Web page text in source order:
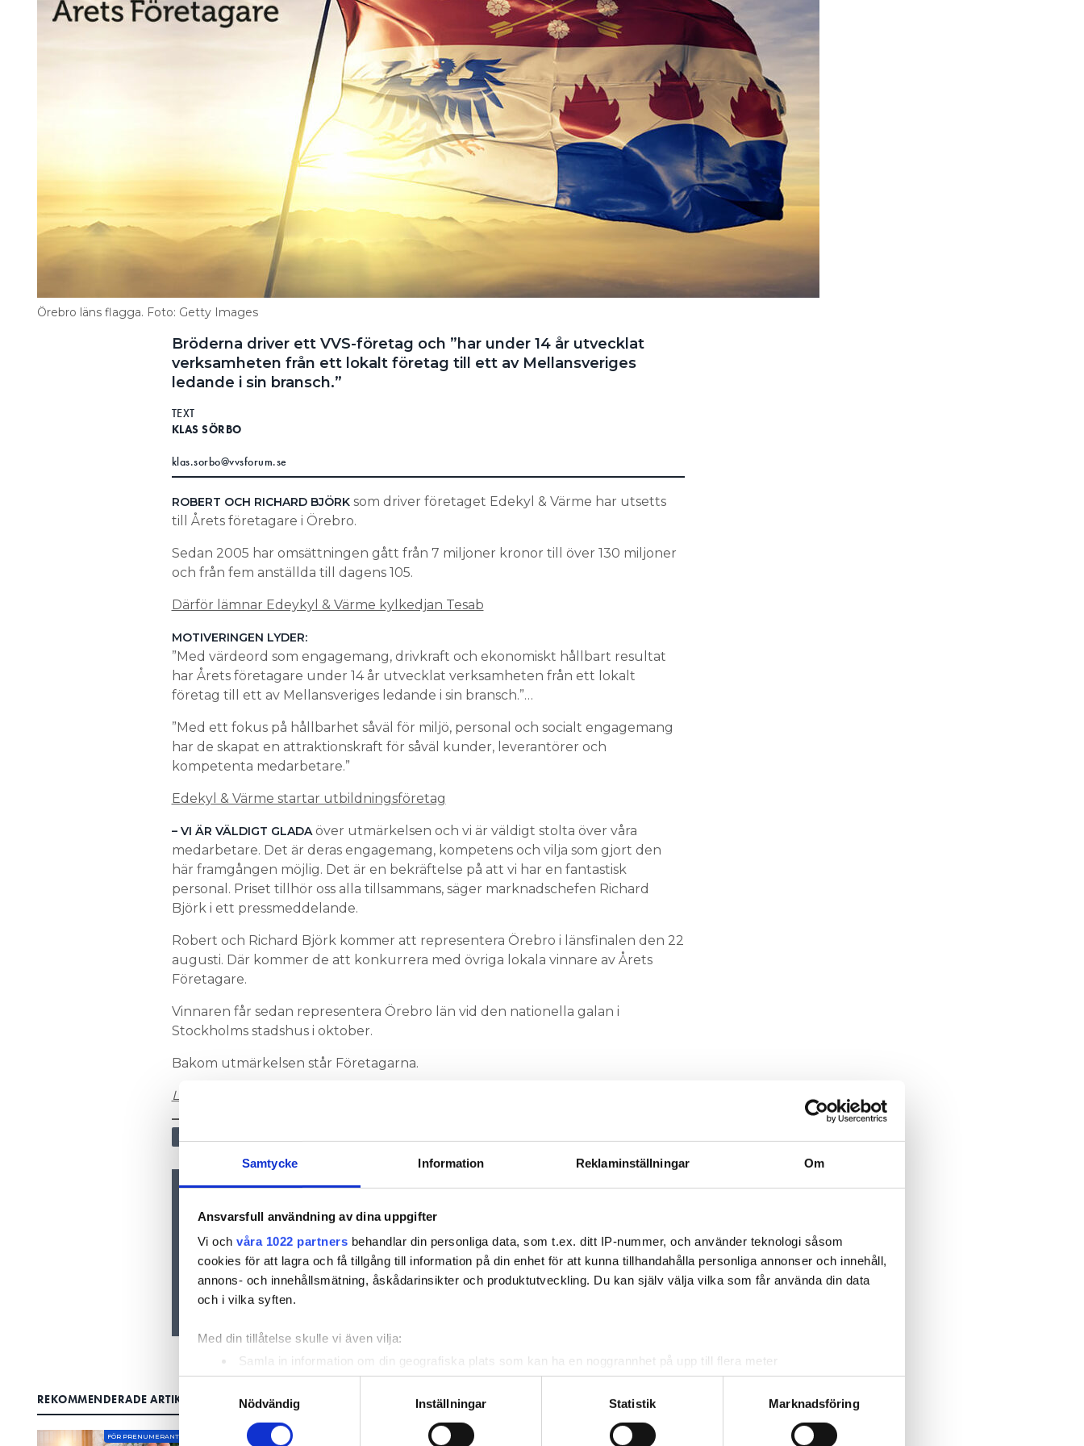
Samtycke Information Reklaminställningar Om
Ansvarsfull användning av dina uppgifter
Vi och våra 1022 partners behandlar din personliga data, som t.ex. ditt IP-nummer, och använder teknologi såsom
cookies för att lagra och få tillgång till information på din enhet för att kunna tillhandahålla personliga annonser och innehåll,
annons- och innehållsmätning, åskådarinsikter och produktutveckling. Du kan själv välja vilka som får använda din data
och i vilka syften.
Med din tillåtelse skulle vi även vilja:
Samla in information om din geografiska plats som kan ha en noggrannhet på upp till flera meter
Identifiera din enhet genom att aktivt skanna den för specifika kännetecken (fingeravtryck)
Ta reda på mer om hur dina personliga uppgifter behandlas och ställ in dina preferenser i
detaljsektionen. Du kan ändra
eller dra tillbaka ditt samtycke när som helst från cookie-förklaringen.
Nödvändig
Inställningar Statistik Marknadsföring
Information om GDPR
Örebro läns flagga. Foto: Getty Images
Bröderna driver ett VVS-företag och ”har under 14 år utvecklat
verksamheten från ett lokalt företag till ett av Mellansveriges
ledande i sin bransch.”
TEXT
KLAS SÖRBO
klas.sorbo@vvsforum.se
ROBERT OCH RICHARD BJÖRKsom driver företaget Edekyl & Värme har utsetts
till Årets företagare i Örebro.
Sedan 2005 har omsättningen gått från 7 miljoner kronor till över 130 miljoner
och från fem anställda till dagens 105.
Därför lämnar Edeykyl & Värme kylkedjan Tesab
MOTIVERINGEN LYDER:
”Med värdeord som engagemang, drivkraft och ekonomiskt hållbart resultat
har Årets företagare under 14 år utvecklat verksamheten från ett lokalt
företag till ett av Mellansveriges ledande i sin bransch.”…
”Med ett fokus på hållbarhet såväl för miljö, personal och socialt engagemang
har de skapat en attraktionskraft för såväl kunder, leverantörer och
kompetenta medarbetare.”
Edekyl & Värme startar utbildningsföretag
– VI ÄR VÄLDIGT GLADAöver utmärkelsen och vi är väldigt stolta över våra
medarbetare. Det är deras engagemang, kompetens och vilja som gjort den
här framgången möjlig. Det är en bekräftelse på att vi har en fantastisk
personal. Priset tillhör oss alla tillsammans, säger marknadschefen Richard
Björk i ett pressmeddelande.
Robert och Richard Björk kommer att representera Örebro i länsfinalen den 22
augusti. Där kommer de att konkurrera med övriga lokala vinnare av Årets
Företagare.
Vinnaren får sedan representera Örebro län vid den nationella galan i
Stockholms stadshus i oktober.
Bakom utmärkelsen står Företagarna.
Läs mer om kriterierna för att kunna bli Årets företagare.
Prenumerera på vårt nyhetsbrev och få nyheter, tips och bevakningar rakt ner i
inkorgen
REKOMMENDERADE ARTIKLAR
FÖR PRENUMERANTER